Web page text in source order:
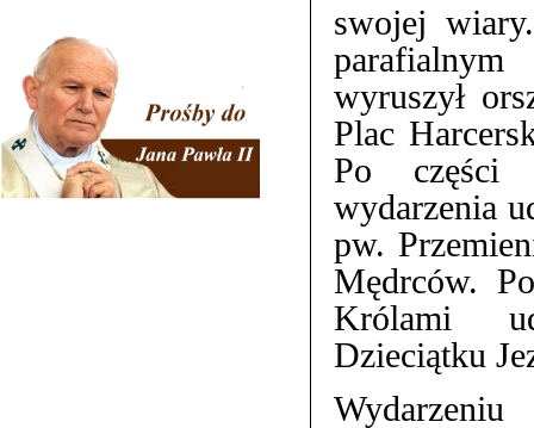
swojej
wyruszył
Plac
Po części
wydarzenia
pw.
Mędrców.
Królami
Dzieciątku